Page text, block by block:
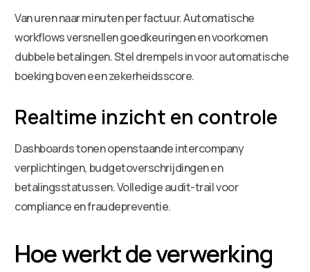
Van uren naar minuten per factuur. Automatische
workflows versnellen goedkeuringen en voorkomen
dubbele betalingen. Stel drempels in voor automatische
boeking boven een zekerheidsscore.
Realtime inzicht en controle
Dashboards tonen openstaande intercompany
verplichtingen, budgetoverschrijdingen en
betalingsstatussen. Volledige audit-trail voor
compliance en fraudepreventie.
Hoe werkt de verwerking